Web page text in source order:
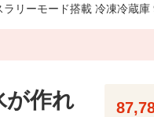
リーモード搭載 冷凍冷蔵庫
が作れ